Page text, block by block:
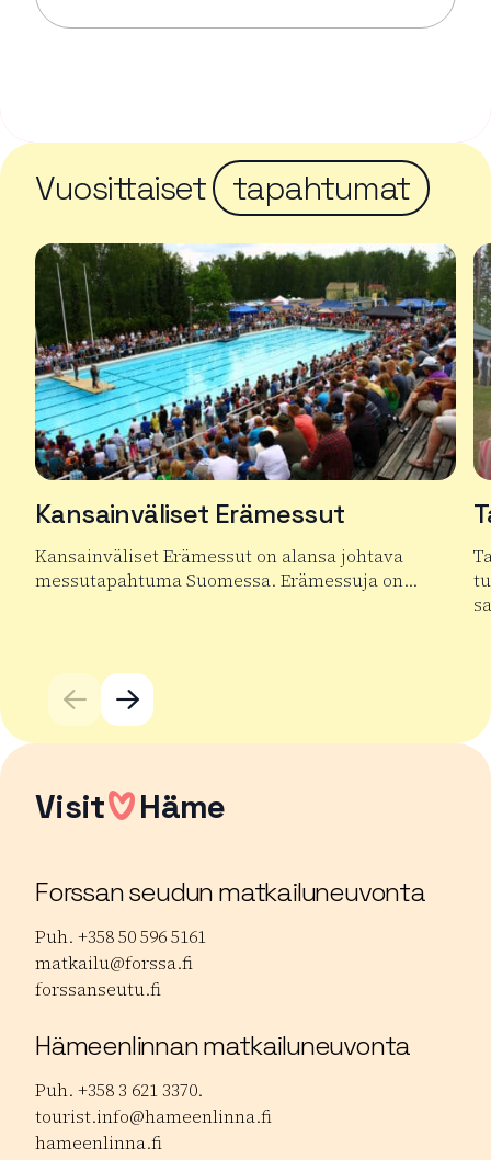
Lue lisää tapahtumasta Kesän rukoushetket
Vuosittaiset tapahtumat
Kansainväliset Erämessut
Kansainväliset Erämessut on alansa johtava
messutapahtuma Suomessa. Erämessuja on…
Visit Häme
Forssan seudun matkailuneuvonta
Puh. +358 50 596 5161
matkailu@forssa.fi
forssanseutu.fi
Hämeenlinnan matkailuneuvonta
Puh. +358 3 621 3370.
tourist.info@hameenlinna.fi
hameenlinna.fi